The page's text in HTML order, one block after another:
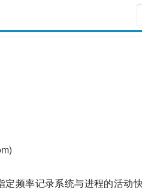
频率记录系统与进程的活动